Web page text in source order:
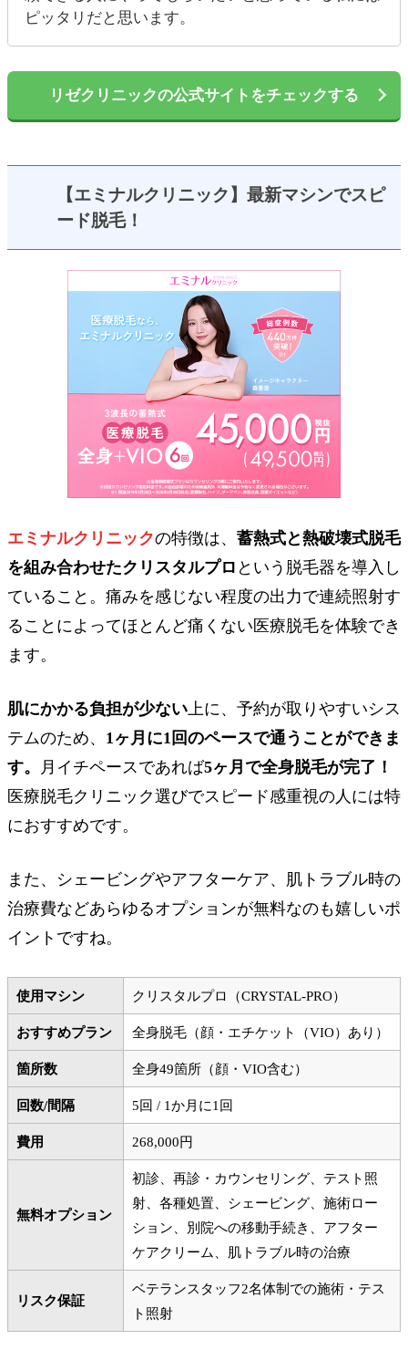
ピッタリだと思います。
リゼクリニックの公式サイトをチェックする
【エミナルクリニック】最新マシンでスピ
ード脱毛！
エミナルクリニックの特徴は、 蓄熱式と熱破壊式脱毛
を組み合わせたクリスタルプロ という脱毛器を導入し
ていること。痛みを感じない程度の出力で連続照射す
ることによってほとんど痛くない医療脱毛を体験でき
ます。
肌にかかる負担が少ない 上に、予約が取りやすいシス
テムのため、 1ヶ月に1回のペースで通うことができま
す。
月イチペースであれば5ヶ月で全身脱毛が完了！
医療脱毛クリニック選びでスピード感重視の人には特
におすすめです。
また、シェービングやアフターケア、肌トラブル時の
治療費などあらゆるオプションが無料なのも嬉しいポ
イントですね。
使用マシン クリスタルプロ（CRYSTAL-PRO）
おすすめプラン 全身脱毛（顔・エチケット（VIO）あり）
箇所数 全身49箇所（顔・VIO含む）
回数/間隔 5回 / 1か月に1回
費用 268,000円
無料オプション
初診、再診・カウンセリング、テスト照
射、各種処置、シェービング、施術ロー
ション、別院への移動手続き、アフター
ケアクリーム、肌トラブル時の治療
リスク保証
ベテランスタッフ2名体制での施術・テス
ト照射